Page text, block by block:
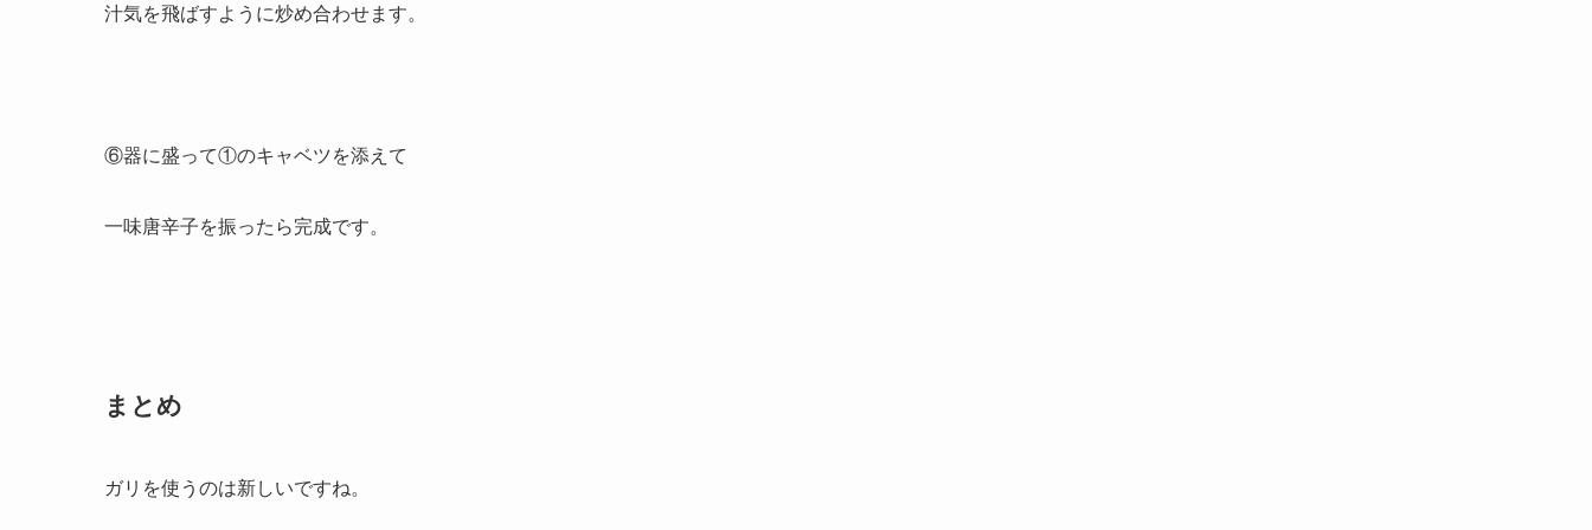
汁気を飛ばすように炒め合わせます。
⑥器に盛って①のキャベツを添えて
一味唐辛子を振ったら完成です。
まとめ
ガリを使うのは新しいですね。